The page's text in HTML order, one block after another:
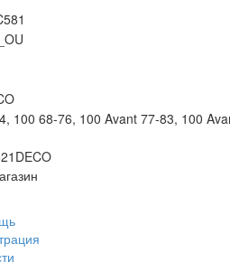
68-76, 100 Avant 77-83, 100